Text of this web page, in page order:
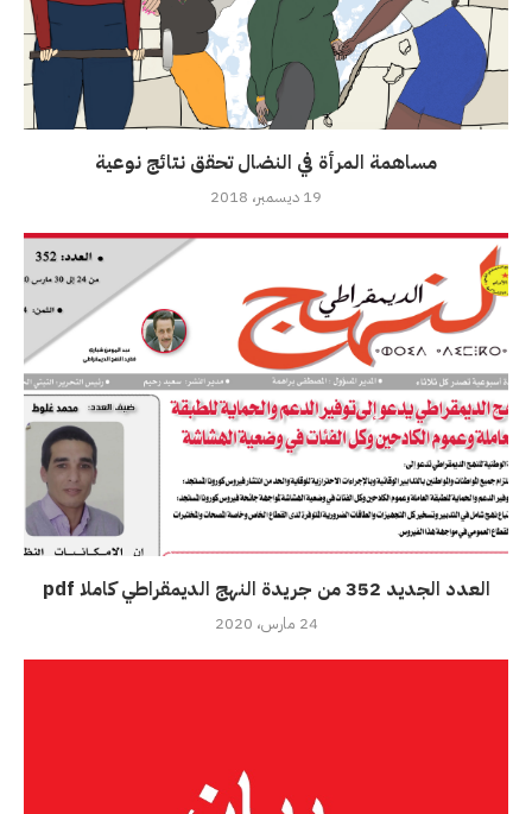
مساهمة المرأة في النضال تحقق نتائج نوعية
19 ديسمبر، 2018
العدد الجديد 352 من جريدة النهج الديمقراطي كاملا pdf
24 مارس، 2020